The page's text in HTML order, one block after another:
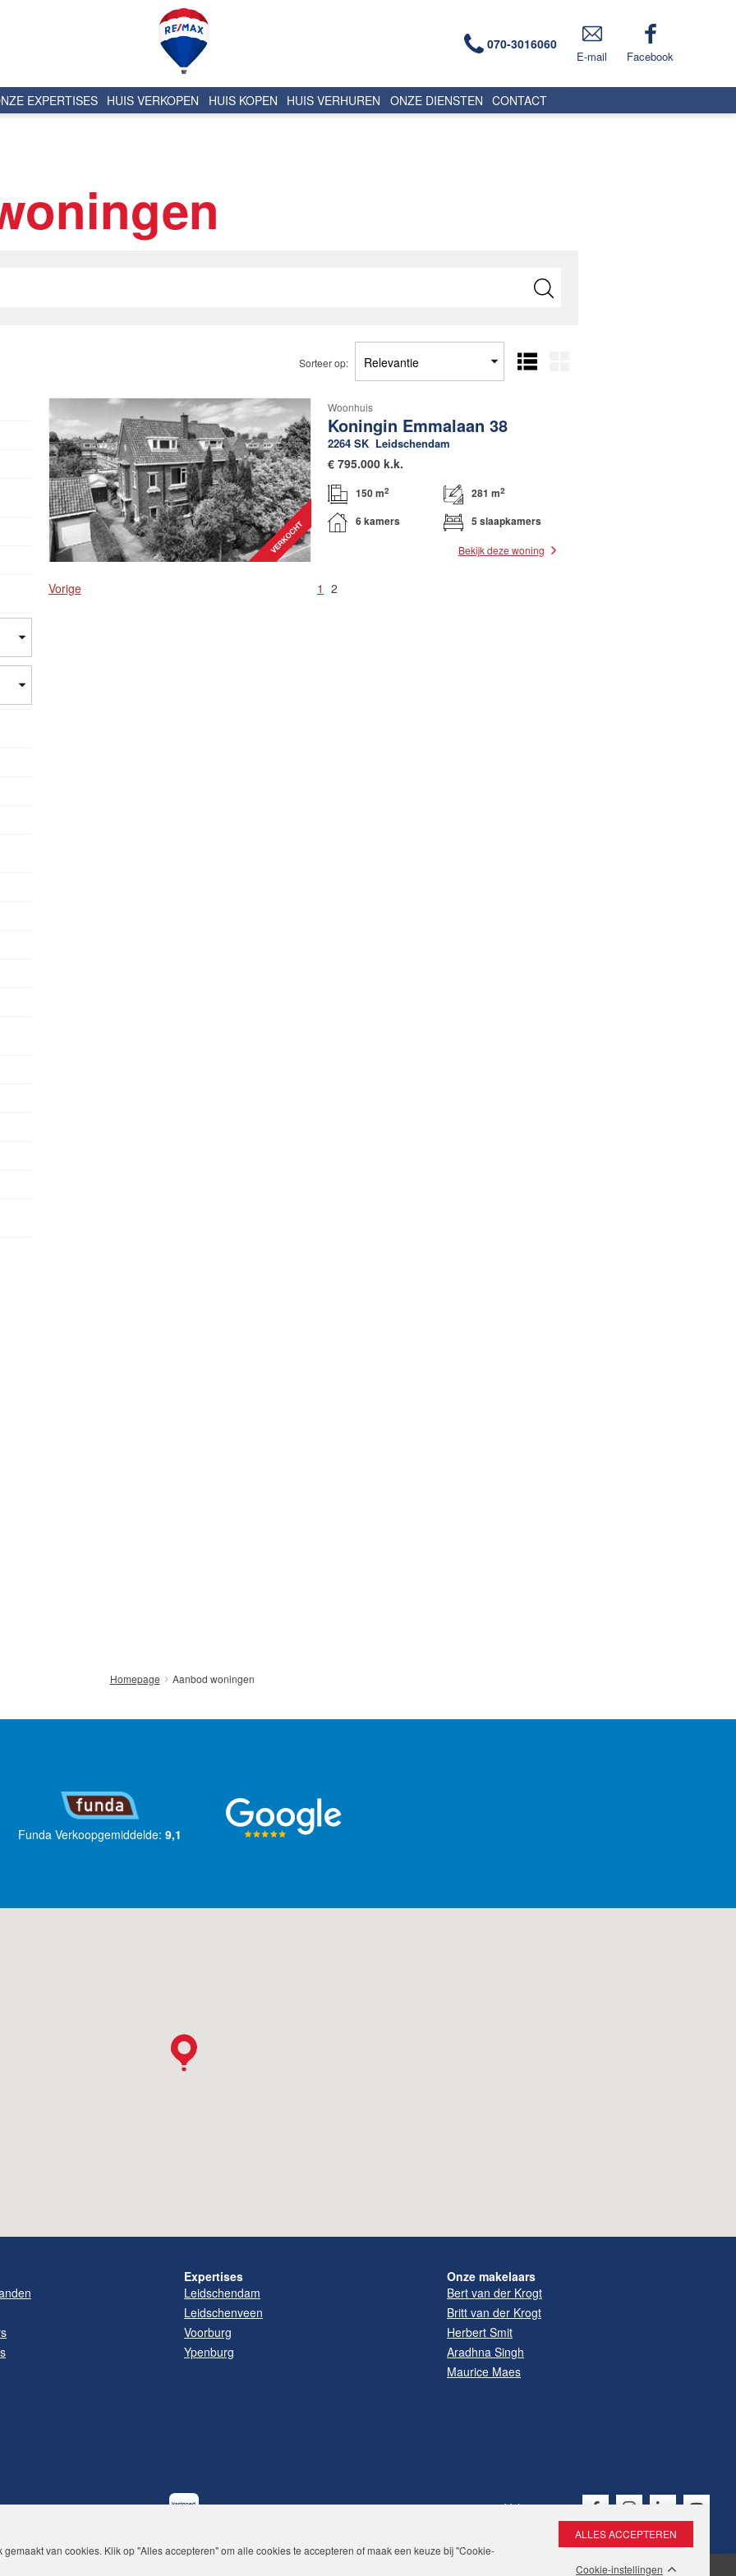
070-3016060
E-mail Facebook
EXPERTISES HUIS VERKOPEN HUIS KOPEN HUIS VERHUREN ONZE DIENSTEN CONTACT
Sorteer op:
Woonhuis
Koningin Emmalaan 38
2264 SK Leidschendam
€ 795.000 k.k.
150 m2 281 m2
6 kamers 5 slaapkamers
Bekijk deze woning
Vorige 1 2
Homepage Aanbod woningen
Funda Verkoopgemiddelde: 9,1
Expertises
Leidschendam
Leidschenveen
Voorburg
Ypenburg
Onze makelaars
Bert van der Krogt
Britt van der Krogt
Herbert Smit
Aradhna Singh
Maurice Maes
Volg ons op:
van cookies. Klik op "Alles accepteren" om alle cookies te accepteren of maak een keuze bij "Cookie-
Cookie-instellingen